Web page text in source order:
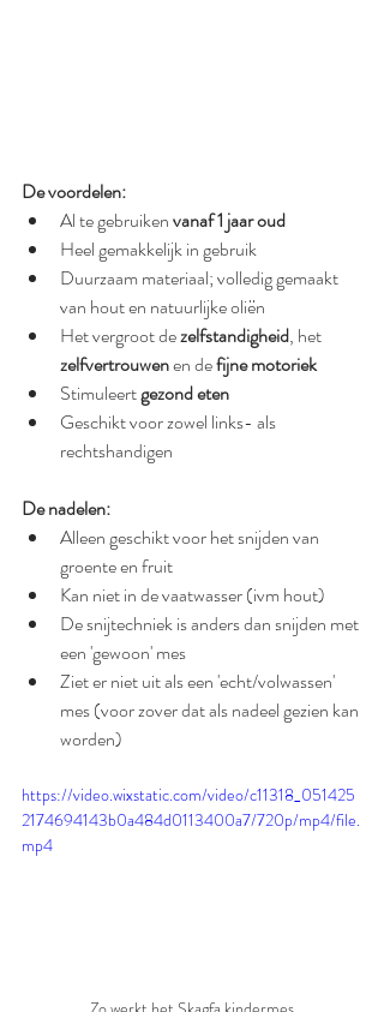
De voordelen:
Al te gebruiken vanaf 1 jaar oud
Heel gemakkelijk in gebruik
Duurzaam materiaal; volledig gemaakt
van hout en natuurlijke oliën
Het vergroot de zelfstandigheid, het
zelfvertrouwen en de fijne motoriek
Stimuleert gezond eten
Geschikt voor zowel links- als
rechtshandigen
De nadelen:
Alleen geschikt voor het snijden van
groente en fruit
Kan niet in de vaatwasser (ivm hout)
De snijtechniek is anders dan snijden met
een 'gewoon' mes
Ziet er niet uit als een 'echt/volwassen'
mes (voor zover dat als nadeel gezien kan
worden)
https://video.wixstatic.com/video/c11318_051425
2174694143b0a484d0113400a7/720p/mp4/file.
mp4